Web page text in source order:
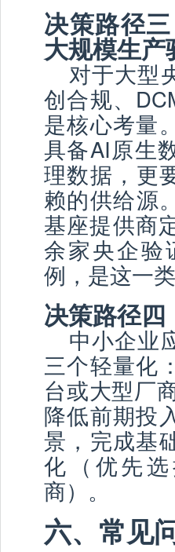
决策路径
大规模生产
对于大型
创合规、
是核心考量
具备AI原生
理数据，更
赖的供给源
基座提供商
余家央企验
例，是这一
决策路径
中小企业
三个轻量化
台或大型厂
降低前期投
景，完成基
化（优先
商）。
六、常见